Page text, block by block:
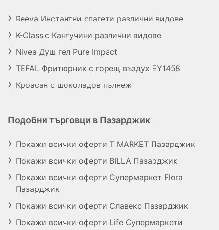
Reeva Инстантни спагети различни видове
K-Classic Кантучини различни видове
Nivea Душ гел Pure Impact
TEFAL Фритюрник с горещ въздух EY1458
Кроасан с шоколадов пълнеж
Подобни търговци в Пазарджик
Покажи всички оферти T MARKET Пазарджик
Покажи всички оферти BILLA Пазарджик
Покажи всички оферти Супермаркет Flora
Пазарджик
Покажи всички оферти Славекс Пазарджик
Покажи всички оферти Life Супермаркети